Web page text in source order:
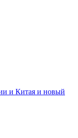
и Китая и новый